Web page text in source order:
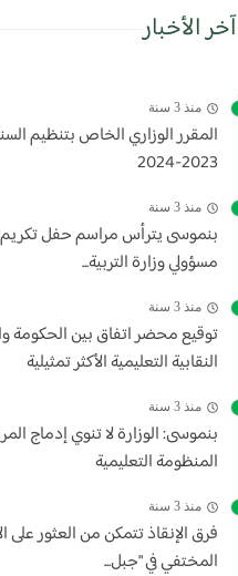
آخر الأخبار
منذ 3 سنة
المقرر الوزاري الخاص بتنظيم
2023-2024
منذ 3 سنة
بنموسى يترأس مراسم حفل
مسؤولي وزارة التربية...
منذ 3 سنة
توقيع محضر اتفاق بين الحكومة
النقابية التعليمية الأكثر تمثيلية
منذ 3 سنة
بنموسى: الوزارة لا تنوي إدماج
المنظومة التعليمية
منذ 3 سنة
فرق الإنقاذ تتمكن من العثور على
المختفي في "جبل...